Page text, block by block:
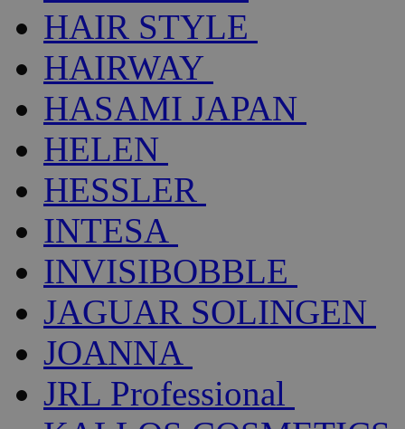
HAIR STYLE
HAIRWAY
HASAMI JAPAN
HELEN
HESSLER
INTESA
INVISIBOBBLE
JAGUAR SOLINGEN
JOANNA
JRL Professional